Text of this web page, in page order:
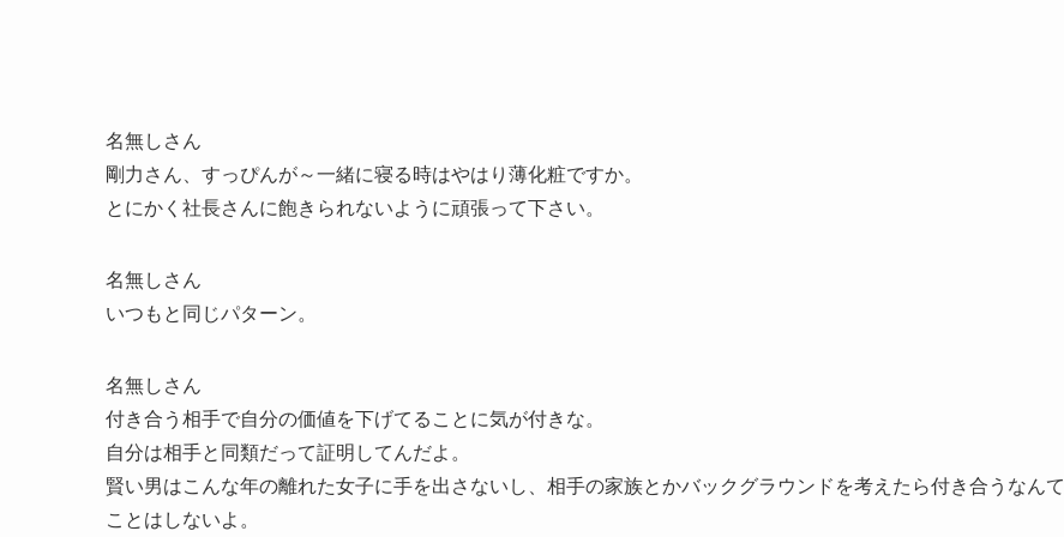
名無しさん
剛力さん、すっぴんが～一緒に寝る時はやはり薄化粧ですか。
とにかく社長さんに飽きられないように頑張って下さい。
名無しさん
いつもと同じパターン。
名無しさん
付き合う相手で自分の価値を下げてることに気が付きな。
自分は相手と同類だって証明してんだよ。
賢い男はこんな年の離れた女子に手を出さないし、相手の家族とかバックグラウンドを考えたら付き合うなんて
ことはしないよ。